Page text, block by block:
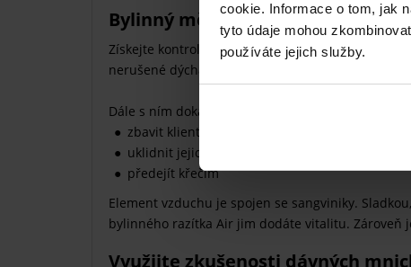
cookie. Informace o tom, jak
tyto údaje mohou
používáte jejich služby.
Bylinný měšec plný čerstvého
Získejte kontrolu nad elementem vzduchu a
nerušené dýchání a klidný spánek.
Dále s ním dokážete
zbavit klienty nespavosti
uklidnit jejich tělo
předejít křečím
Element vzduchu je spojen se sangviniky.
bylinného razítka Air jim dodáte vitalitu. Zároveň
Využijte zkušenosti dávných